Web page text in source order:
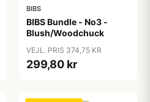
BIBS
BIBS Bundle - No3 -
Blush/Woodchuck
VEJL. PRIS 374,75 KR
299,80 kr